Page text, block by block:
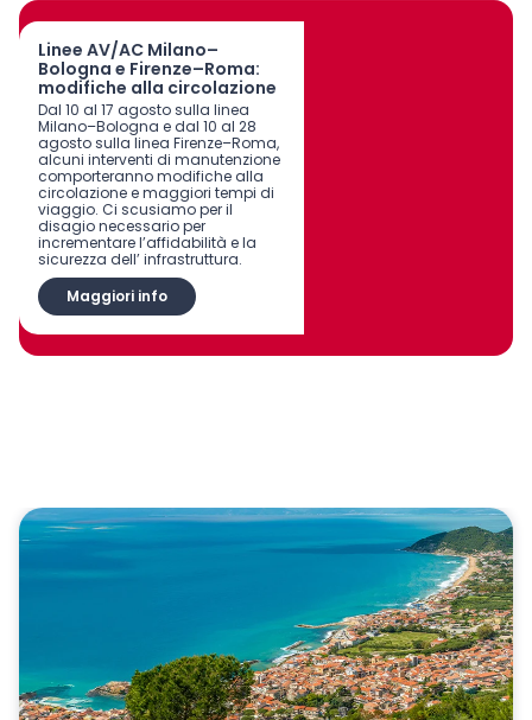
Linee AV/AC Milano–
Bologna e Firenze–Roma:
modifiche alla circolazione
Dal 10 al 17 agosto sulla linea
Milano–Bologna e dal 10 al 28
agosto sulla linea Firenze–Roma,
alcuni interventi di manutenzione
comporteranno modifiche alla
circolazione e maggiori tempi di
viaggio. Ci scusiamo per il
disagio necessario per
incrementare l’affidabilità e la
sicurezza dell’ infrastruttura.
Maggiori info
carosello immagini